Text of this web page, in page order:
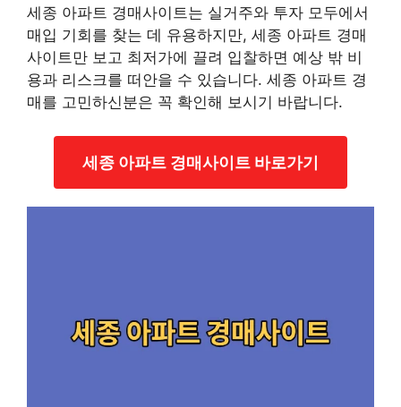
세종 아파트 경매사이트는 실거주와 투자 모두에서
매입 기회를 찾는 데 유용하지만, 세종 아파트 경매
사이트만 보고 최저가에 끌려 입찰하면 예상 밖 비
용과 리스크를 떠안을 수 있습니다. 세종 아파트 경
매를 고민하신분은 꼭 확인해 보시기 바랍니다.
세종 아파트 경매사이트 바로가기